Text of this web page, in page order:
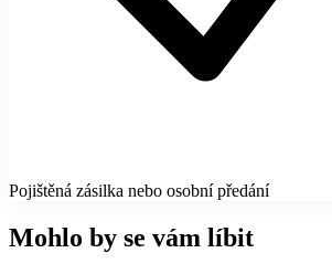
Pojištěná zásilka nebo osobní předání
Mohlo by se vám líbit